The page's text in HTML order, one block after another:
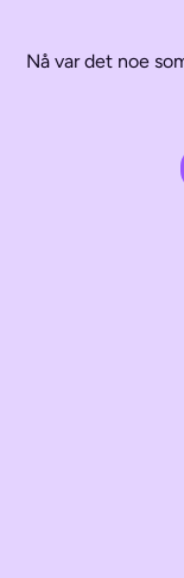
Nå var det noe